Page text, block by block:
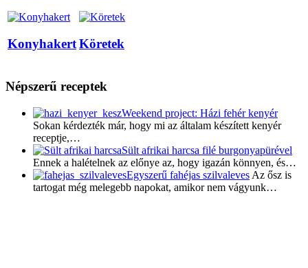
KonyhakertKöretek
Népszerű receptek
Weekend project: Házi fehér kenyér
Sokan kérdezték már, hogy mi az általam készített kenyér
receptje,…
Sült afrikai harcsa filé burgonyapürével
Ennek a halételnek az előnye az, hogy igazán könnyen, és…
Egyszerű fahéjas szilvaleves Az ősz is
tartogat még melegebb napokat, amikor nem vágyunk…